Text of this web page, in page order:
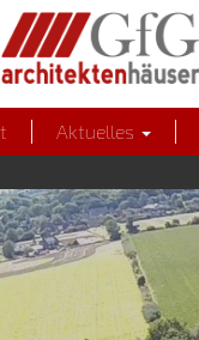
Aktuelles